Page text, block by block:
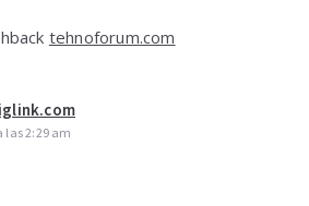
tehnoforum.com
las 2:29 am